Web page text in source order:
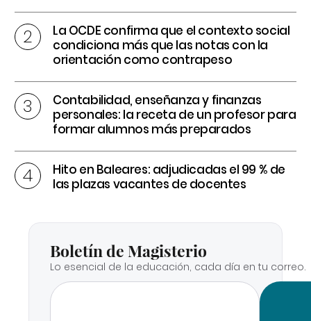
La OCDE confirma que el contexto social
condiciona más que las notas con la
orientación como contrapeso
Contabilidad, enseñanza y finanzas
personales: la receta de un profesor para
formar alumnos más preparados
Hito en Baleares: adjudicadas el 99 % de
las plazas vacantes de docentes
Boletín de Magisterio
Lo esencial de la educación, cada día en tu correo.